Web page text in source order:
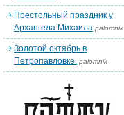
Престольный праздник у
Архангела Михаила palomnik
Золотой октябрь в
Петропавловке. palomnik